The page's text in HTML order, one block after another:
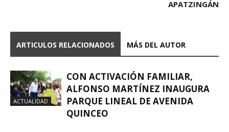
APATZINGÁN
ARTICULOS RELACIONADOS MÁS DEL AUTOR
ACTUALIDAD
CON ACTIVACIÓN FAMILIAR,
ALFONSO MARTÍNEZ INAUGURA
PARQUE LINEAL DE AVENIDA
QUINCEO